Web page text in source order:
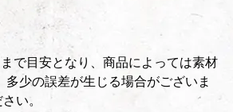
で目安となり、商品によっては素材
少の誤差が生じる場合がございま
い。